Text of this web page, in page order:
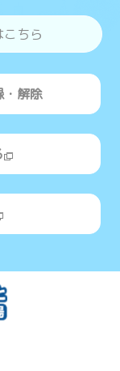
ちら
・解除